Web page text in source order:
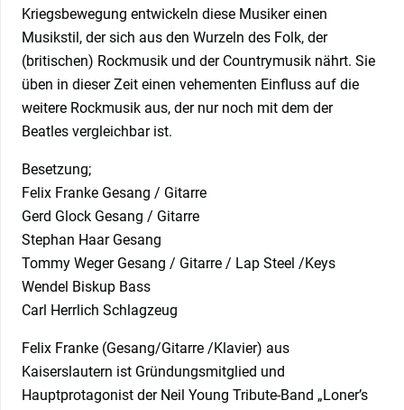
Kriegsbewegung entwickeln diese Musiker einen
Musikstil, der sich aus den Wurzeln des Folk, der
(britischen) Rockmusik und der Countrymusik nährt. Sie
üben in dieser Zeit einen vehementen Einfluss auf die
weitere Rockmusik aus, der nur noch mit dem der
Beatles vergleichbar ist.
Besetzung;
Felix Franke Gesang / Gitarre
Gerd Glock Gesang / Gitarre
Stephan Haar Gesang
Tommy Weger Gesang / Gitarre / Lap Steel /Keys
Wendel Biskup Bass
Carl Herrlich Schlagzeug
Felix Franke (Gesang/Gitarre /Klavier) aus
Kaiserslautern ist Gründungsmitglied und
Hauptprotagonist der Neil Young Tribute-Band „Loner’s